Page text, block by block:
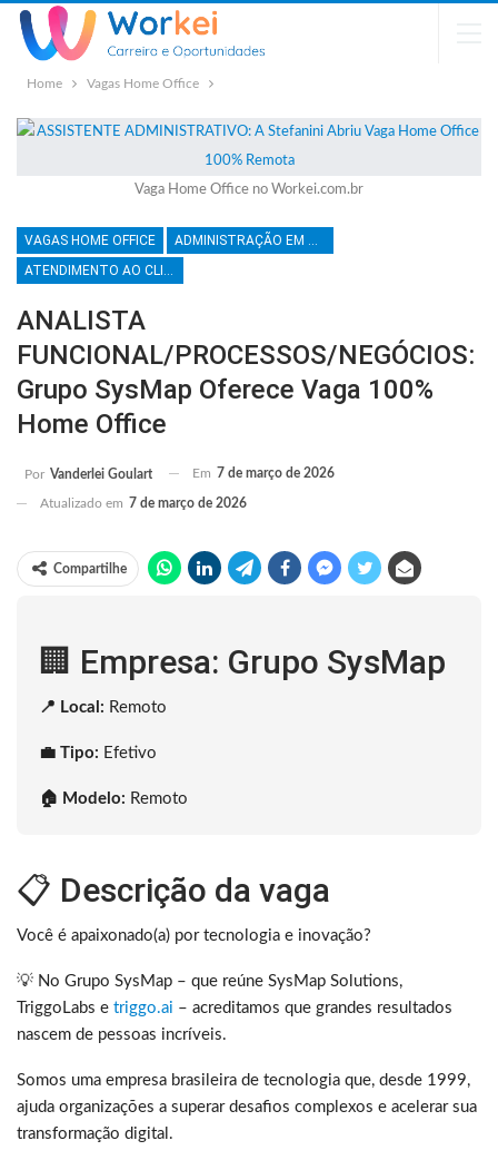
Home Vagas Home Office
Vaga Home Office no Workei.com.br
VAGAS HOME OFFICE
ADMINISTRAÇÃO EM GERAL
ATENDIMENTO AO CLIENTE
ANALISTA
FUNCIONAL/PROCESSOS/NEGÓCIOS:
Grupo SysMap Oferece Vaga 100%
Home Office
Por Vanderlei Goulart Em 7 de março de 2026
Atualizado em 7 de março de 2026
Compartilhe
🏢 Empresa: Grupo SysMap
📍 Local: Remoto
💼 Tipo: Efetivo
🏠 Modelo: Remoto
📋 Descrição da vaga
Você é apaixonado(a) por tecnologia e inovação?
💡 No Grupo SysMap – que reúne SysMap Solutions,
TriggoLabs e triggo.ai – acreditamos que grandes resultados
nascem de pessoas incríveis.
Somos uma empresa brasileira de tecnologia que, desde 1999,
ajuda organizações a superar desafios complexos e acelerar sua
transformação digital.